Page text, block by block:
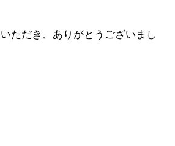
ただき、ありがとうございまし